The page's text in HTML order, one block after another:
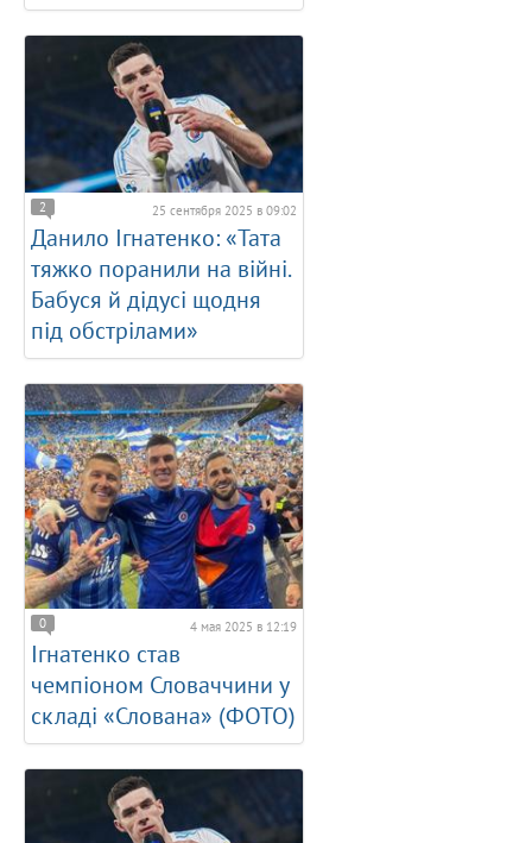
2 25 сентября 2025 в 09:02
Данило Ігнатенко: «Тата
тяжко поранили на війні.
Бабуся й дідусі щодня
під обстрілами»
0 4 мая 2025 в 12:19
Ігнатенко став
чемпіоном Словаччини у
складі «Слована» (ФОТО)